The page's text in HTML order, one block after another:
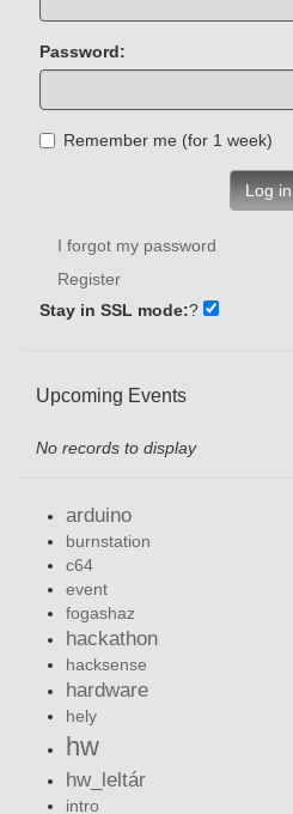
Password:
Remember me (for 1 week)
Log in
I forgot my password
Register
Stay in SSL mode:?
Upcoming Events
No records to display
arduino
burnstation
c64
event
fogashaz
hackathon
hacksense
hardware
hely
hw
hw_leltár
intro